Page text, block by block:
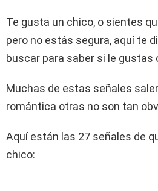
Te gusta un chico, o sientes
pero no estás segura, aquí te
buscar para saber si le gustas
Muchas de estas señales
romántica otras no son tan
Aquí están las 27 señales de
chico: